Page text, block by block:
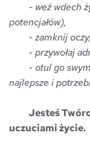
- weź wdech
potencjałów),
- zamknij oczy,
- przywołaj
- otul go
najlepsze i
Jesteś
uczuciami życie.